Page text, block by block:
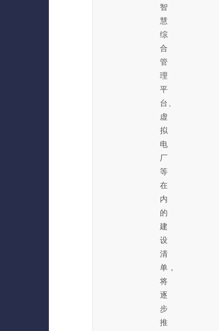
智
慧
综
合
管
理
平
台、
虚
拟
电
厂
等
在
内
的
建
设
清
单，
将
逐
步
推